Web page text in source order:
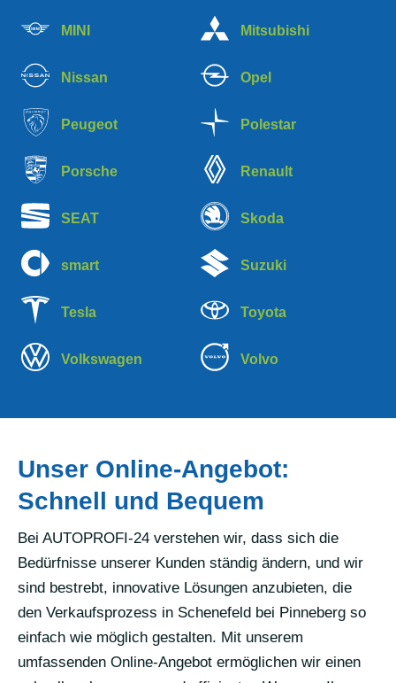
MINI Mitsubishi
Nissan Opel
Peugeot Polestar
Porsche Renault
SEAT Skoda
smart Suzuki
Tesla Toyota
Volkswagen Volvo
Unser Online-Angebot:
Schnell und Bequem
Bei AUTOPROFI-24 verstehen wir, dass sich die
Bedürfnisse unserer Kunden ständig ändern, und wir
sind bestrebt, innovative Lösungen anzubieten, die
den Verkaufsprozess in Schenefeld bei Pinneberg so
einfach wie möglich gestalten. Mit unserem
umfassenden Online-Angebot ermöglichen wir einen